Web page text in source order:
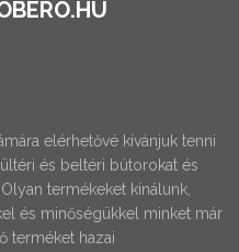
elérhetővé kívánjuk tenni
és beltéri bútorokat és
termékeket kínálunk,
és minőségükkel minket már
terméket hazai